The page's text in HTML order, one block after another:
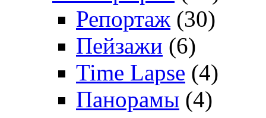
Репортаж (30)
Пейзажи (6)
Time Lapse (4)
Панорамы (4)